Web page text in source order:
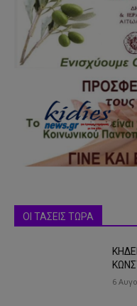
ΟΙ ΤΑΣΕΙΣ ΤΩΡΑ
6